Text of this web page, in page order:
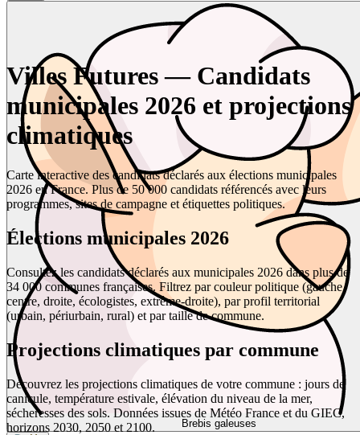
Brebis galeuses
Villes Futures — Candidats
municipales 2026 et projections
climatiques
Carte interactive des candidats déclarés aux élections municipales
2026 en France. Plus de 50 000 candidats référencés avec leurs
programmes, sites de campagne et étiquettes politiques.
Élections municipales 2026
Consultez les candidats déclarés aux municipales 2026 dans plus de
34 000 communes françaises. Filtrez par couleur politique (gauche,
centre, droite, écologistes, extrême-droite), par profil territorial
(urbain, périurbain, rural) et par taille de commune.
Projections climatiques par commune
Découvrez les projections climatiques de votre commune : jours de
canicule, température estivale, élévation du niveau de la mer,
sécheresses des sols. Données issues de Météo France et du GIEC,
horizons 2030, 2050 et 2100.